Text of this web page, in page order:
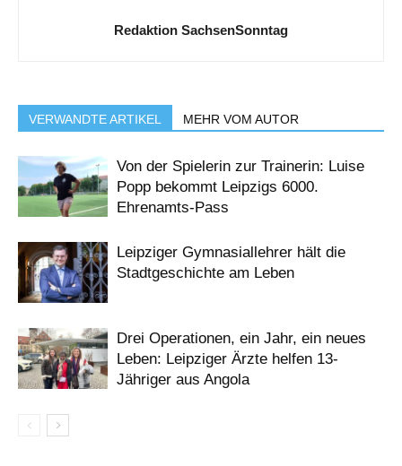
Redaktion SachsenSonntag
VERWANDTE ARTIKEL MEHR VOM AUTOR
Von der Spielerin zur Trainerin: Luise
Popp bekommt Leipzigs 6000.
Ehrenamts-Pass
Leipziger Gymnasiallehrer hält die
Stadtgeschichte am Leben
Drei Operationen, ein Jahr, ein neues
Leben: Leipziger Ärzte helfen 13-
Jähriger aus Angola